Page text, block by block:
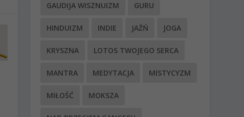
GAUDIJA WISZNUIZM GURU
HINDUIZM INDIE JAŹŃ JOGA
KRYSZNA LOTOS TWOJEGO SERCA
MANTRA MEDYTACJA MISTYCYZM
MIŁOŚĆ MOKSZA